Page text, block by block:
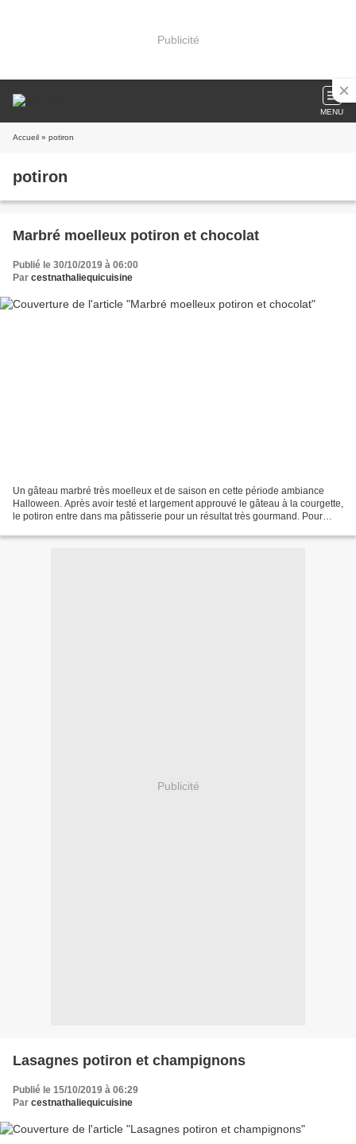
Publicité
MENU
Accueil » potiron
potiron
Marbré moelleux potiron et chocolat
Publié le 30/10/2019 à 06:00
Par cestnathaliequicuisine
Un gâteau marbré très moelleux et de saison en cette période ambiance
Halloween. Après avoir testé et largement approuvé le gâteau à la courgette,
le potiron entre dans ma pâtisserie pour un résultat très gourmand. Pour
Publicité
Lasagnes potiron et champignons
Publié le 15/10/2019 à 06:29
Par cestnathaliequicuisine